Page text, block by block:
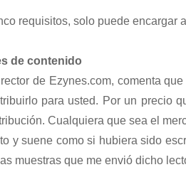
requisitos, solo puede encargar
de contenido
de Ezynes.com, comenta
para usted. Por un precio
Cualquiera que sea el
y suene como si hubiera sido
muestras que me envió dicho